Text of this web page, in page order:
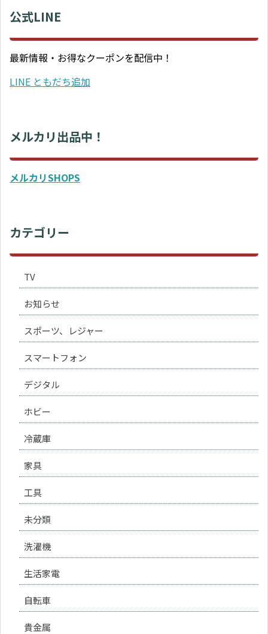
公式LINE
最新情報・お得なクーポンを配信中！
LINE ともだち追加
メルカリ出品中！
メルカリSHOPS
カテゴリー
TV
お知らせ
スポーツ、レジャー
スマートフォン
デジタル
ホビー
冷蔵庫
家具
工具
未分類
洗濯機
生活家電
自転車
貴金属